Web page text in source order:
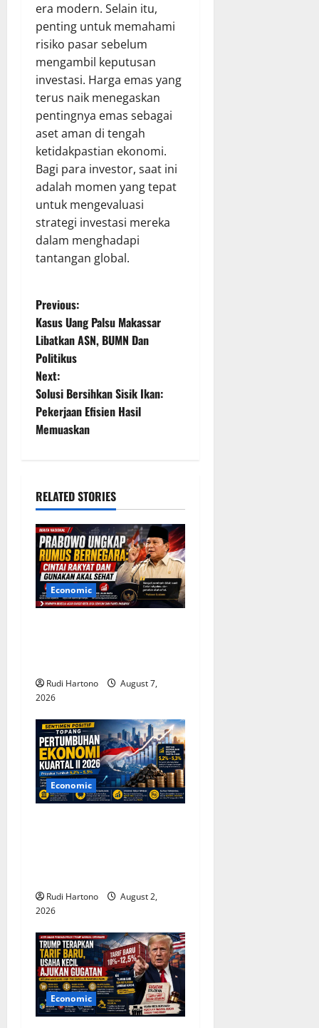
era modern. Selain itu,
penting untuk memahami
risiko pasar sebelum
mengambil keputusan
investasi. Harga emas yang
terus naik menegaskan
pentingnya emas sebagai
aset aman di tengah
ketidakpastian ekonomi.
Bagi para investor, saat ini
adalah momen yang tepat
untuk mengevaluasi
strategi investasi mereka
dalam menghadapi
tantangan global.
P
o
s
t
n
v
i
g
a
t
n
Previous:
Kasus Uang Palsu Makassar
Libatkan ASN, BUMN Dan
Politikus
Next:
Solusi Bersihkan Sisik Ikan:
Pekerjaan Efisien Hasil
Memuaskan
RELATED STORIES
Economic
Rudi Hartono
August 7,
2026
Economic
Rudi Hartono
August 2,
2026
Economic